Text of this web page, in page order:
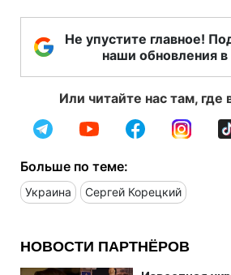
Не упустите главное!
наши обновления в
Или читайте нас там, где
Больше по теме:
Украина Сергей Корецкий